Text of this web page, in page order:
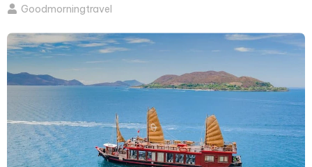
Goodmorningtravel